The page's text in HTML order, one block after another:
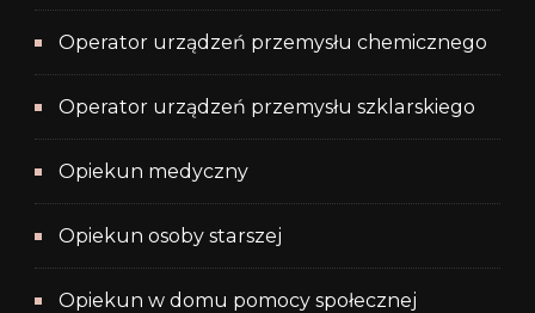
Operator urządzeń przemysłu chemicznego
Operator urządzeń przemysłu szklarskiego
Opiekun medyczny
Opiekun osoby starszej
Opiekun w domu pomocy społecznej